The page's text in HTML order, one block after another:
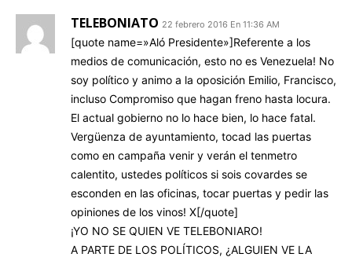
TELEBONIATO 22 febrero 2016 En 11:36 AM
[quote name=»Aló Presidente»]Referente a los
medios de comunicación, esto no es Venezuela! No
soy político y animo a la oposición Emilio, Francisco,
incluso Compromiso que hagan freno hasta locura.
El actual gobierno no lo hace bien, lo hace fatal.
Vergüenza de ayuntamiento, tocad las puertas
como en campaña venir y verán el tenmetro
calentito, ustedes políticos si sois covardes se
esconden en las oficinas, tocar puertas y pedir las
opiniones de los vinos! X[/quote]
¡YO NO SE QUIEN VE TELEBONIARO!
A PARTE DE LOS POLÍTICOS, ¿ALGUIEN VE LA